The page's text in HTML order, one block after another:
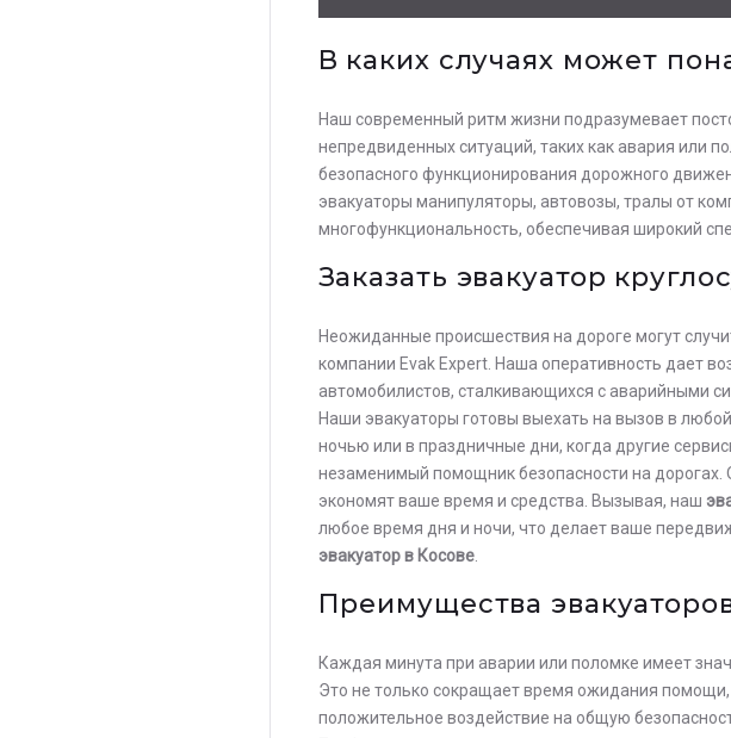
В каких случаях может
Наш современный ритм жизни подразумевает
непредвиденных ситуаций, таких как авария или
безопасного функционирования дорожного
эвакуаторы манипуляторы, автовозы, тралы от
многофункциональность, обеспечивая широкий
Заказать эвакуатор
Неожиданные происшествия на дороге могут
компании Evak Expert. Наша оперативность дает
автомобилистов, сталкивающихся с аварийными
Наши эвакуаторы готовы выехать на вызов в
ночью или в праздничные дни, когда другие
незаменимый помощник безопасности на дорогах.
экономят ваше время и средства. Вызывая, наш
любое время дня и ночи, что делает ваше
эвакуатор в Косове.
Преимущества
Каждая минута при аварии или поломке имеет
Это не только сокращает время ожидания
положительное воздействие на общую